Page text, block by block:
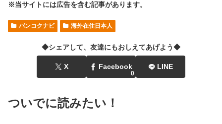
※当サイトには広告を含む記事があります。
バンコクナビ 海外在住日本人
◆シェアして、友達にもおしえてあげよう◆
X Facebook
0
LINE
ついでに読みたい！